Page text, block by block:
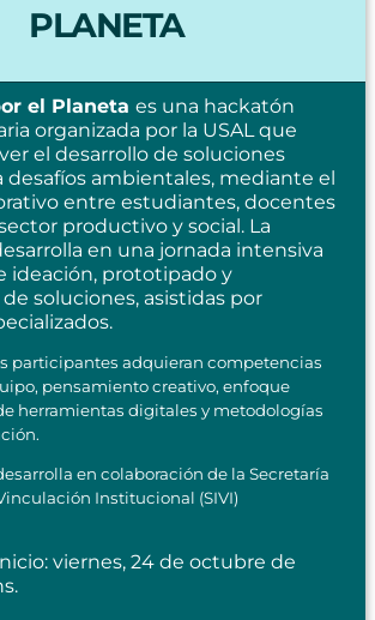
PLANETA
el Planeta es una hackatón
organizada por la USAL que
el desarrollo de soluciones
desafíos ambientales, mediante el
entre estudiantes, docentes
productivo y social. La
en una jornada intensiva
ideación, prototipado y
soluciones, asistidas por
participantes adquieran competencias
pensamiento creativo, enfoque
herramientas digitales y metodologías
en colaboración de la Secretaría
Institucional (SIVI)
viernes, 24 de octubre de